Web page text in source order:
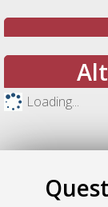
Loading...